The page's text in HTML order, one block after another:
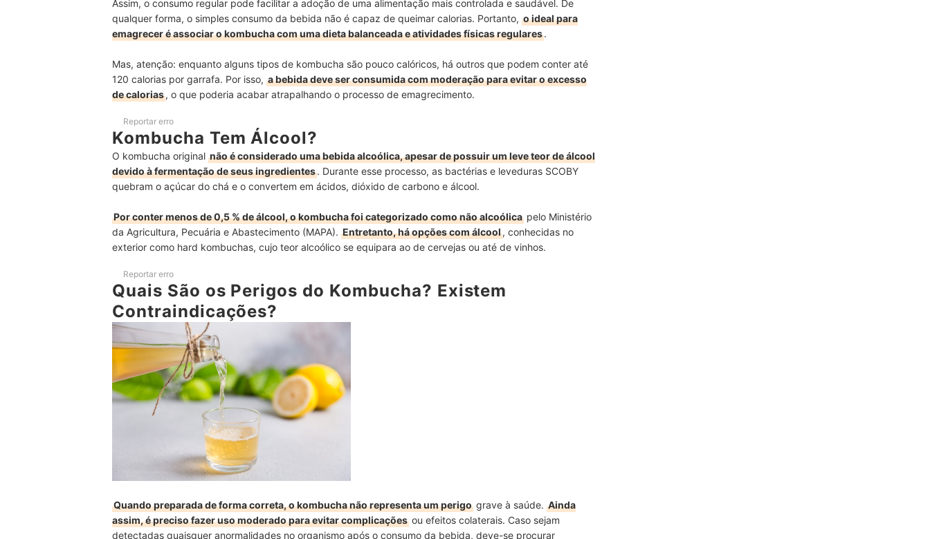
Assim, o consumo regular pode facilitar a adoção de uma alimentação mais controlada e saudável. De
qualquer forma, o simples consumo da bebida não é capaz de queimar calorias. Portanto, o ideal para
emagrecer é associar o kombucha com uma dieta balanceada e atividades físicas regulares.
Mas, atenção: enquanto alguns tipos de kombucha são pouco calóricos, há outros que podem conter até
120 calorias por garrafa. Por isso, a bebida deve ser consumida com moderação para evitar o excesso
de calorias, o que poderia acabar atrapalhando o processo de emagrecimento.
Reportar erro
Kombucha Tem Álcool?
O kombucha original não é considerado uma bebida alcoólica, apesar de possuir um leve teor de álcool
devido à fermentação de seus ingredientes. Durante esse processo, as bactérias e leveduras SCOBY
quebram o açúcar do chá e o convertem em ácidos, dióxido de carbono e álcool.
Por conter menos de 0,5 % de álcool, o kombucha foi categorizado como não alcoólica pelo Ministério
da Agricultura, Pecuária e Abastecimento (MAPA). Entretanto, há opções com álcool, conhecidas no
exterior como hard kombuchas, cujo teor alcoólico se equipara ao de cervejas ou até de vinhos.
Reportar erro
Quais São os Perigos do Kombucha? Existem
Contraindicações?
Quando preparada de forma correta, o kombucha não representa um perigo grave à saúde. Ainda
assim, é preciso fazer uso moderado para evitar complicações ou efeitos colaterais. Caso sejam
detectadas quaisquer anormalidades no organismo após o consumo da bebida, deve-se procurar